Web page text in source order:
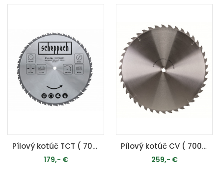
Pílový kotúč TCT ( 700 x 30 x 4,5 mm, 42 Z ) - pre HS 720 / HS 730
179,- €
Pílový kotúč CV ( 700 x 30 x 3,2 mm, 56 Z )
259,- €